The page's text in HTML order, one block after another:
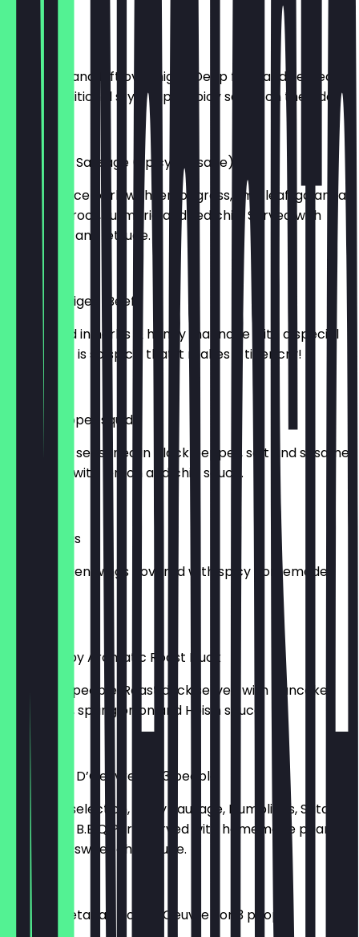
8,95 £
Seasoned and left over night. Deep fried and served
with a traditional style super spicy sauce on the side.
8,95 £
Chang Mai Sausage (Spicy Sausage)
Grilled mince pork with lemongrass, lime leaf, galangal,
coriander root, turmeric and red chilli. Served with
cucumber and lettuce.
Weeping Tiger (Beef)
Beef grilled in herbs & honey marinade with a special
sauce that is so spicy, that it makes a tiger cry!
12,95 £
Salted pepper squid
Squid rings seasoned in black pepper, salt and sesame
oil. Served with lemon and chilli sauce.
Spicy Wings
Fried chicken wings covered with spicy homemade
Sabai Crispy Aromatic Roast Duck
Ideal for 2 people. Roast duck served with pancakes
cucumber, spring onion and Hoisin sauce.
24,95 £
Sabai Hors D’Oeuvre For 3 people
Delightful selection, Spicy Sausage, Dumplings, Satay
Chicken, & B.B.Q Pork. Served with homemade peanut
sauce and sweet chilli sauce.
33,50 £
Sabai Vegetarian Hors D’Oeuvre For 3 people